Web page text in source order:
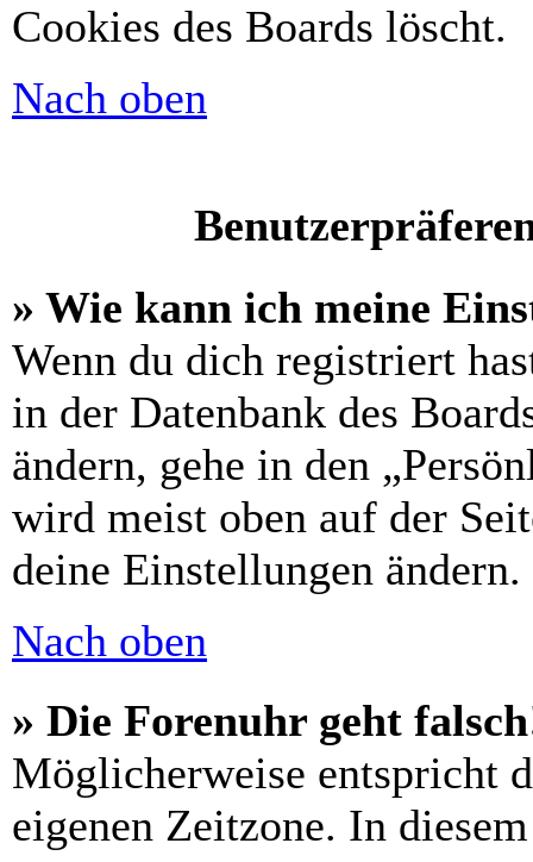
Cookies des Boards löscht.
Nach oben
» Wie kann ich meine
Wenn du dich registriert
in der Datenbank des
ändern, gehe in den
wird meist oben auf der
deine Einstellungen ändern.
Nach oben
» Die Forenuhr geht
Möglicherweise entspricht
eigenen Zeitzone. In